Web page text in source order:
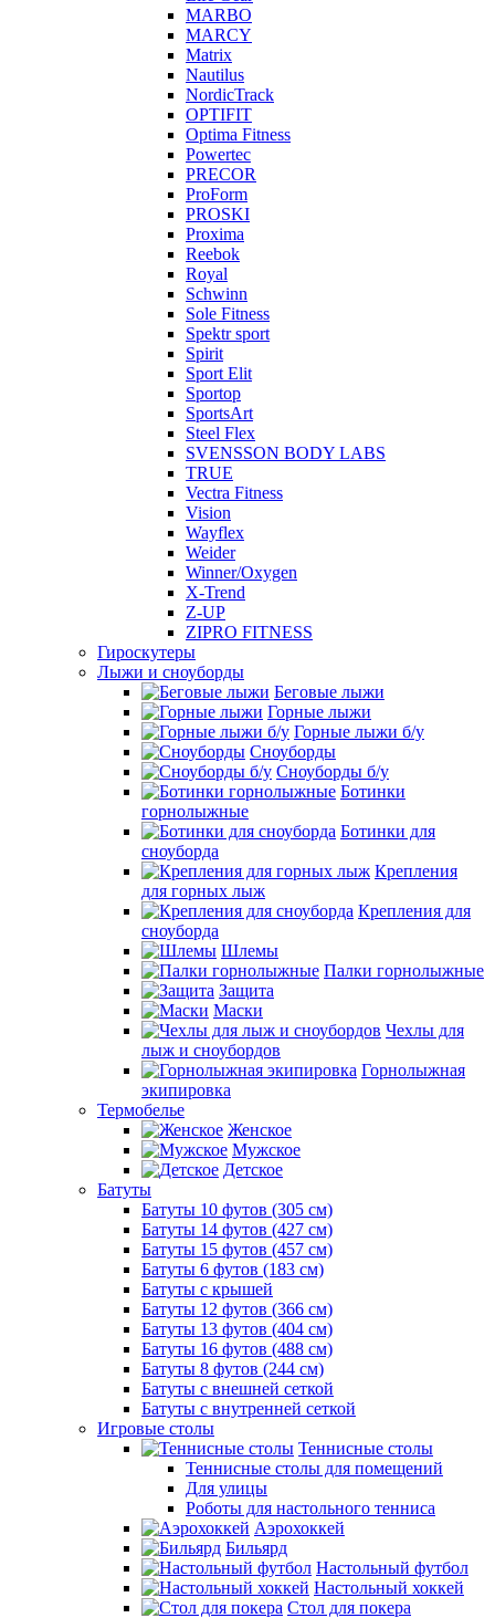
MARBO
MARCY
Matrix
Nautilus
NordicTrack
OPTIFIT
Optima Fitness
Powertec
PRECOR
ProForm
PROSKI
Proxima
Reebok
Royal
Schwinn
Sole Fitness
Spektr sport
Spirit
Sport Elit
Sportop
SportsArt
Steel Flex
SVENSSON BODY LABS
TRUE
Vectra Fitness
Vision
Wayflex
Weider
Winner/Oxygen
X-Trend
Z-UP
ZIPRO FITNESS
Гироскутеры
Лыжи и сноуборды
Беговые лыжи
Горные лыжи
Горные лыжи б/у
Сноуборды
Сноуборды б/у
Ботинки
горнолыжные
Ботинки для
сноуборда
Крепления
для горных лыж
Крепления для
сноуборда
Шлемы
Палки горнолыжные
Защита
Маски
Чехлы для
лыж и сноубордов
Горнолыжная
экипировка
Термобелье
Женское
Мужское
Детское
Батуты
Батуты 10 футов (305 см)
Батуты 14 футов (427 см)
Батуты 15 футов (457 см)
Батуты 6 футов (183 см)
Батуты с крышей
Батуты 12 футов (366 см)
Батуты 13 футов (404 см)
Батуты 16 футов (488 см)
Батуты 8 футов (244 см)
Батуты с внешней сеткой
Батуты с внутренней сеткой
Игровые столы
Теннисные столы
Теннисные столы для помещений
Для улицы
Роботы для настольного тенниса
Аэрохоккей
Бильярд
Настольный футбол
Настольный хоккей
Стол для покера